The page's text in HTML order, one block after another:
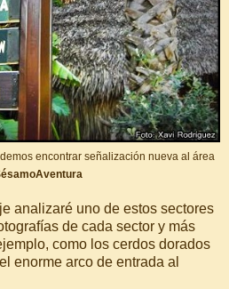
encontrar señalización nueva al área
analizaré uno de estos sectores
de cada sector y más
como los cerdos dorados
enorme arco de entrada al